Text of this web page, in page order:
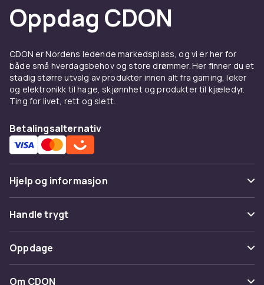
Oppdag CDON
CDON er Nordens ledende markedsplass, og vi er her for
både små hverdagsbehov og store drømmer. Her finner du et
stadig større utvalg av produkter innen alt fra gaming, leker
og elektronikk til hage, skjønnhet og produkter til kjæledyr.
Ting for livet, rett og slett.
Betalingsalternativ
Hjelp og informasjon
Vanlige spørsmål
Spor pakke
Angre & returner her
Kontakt oss
Handle trygt
Betaling
Levering
Oppdage
Kategorier
Om CDON